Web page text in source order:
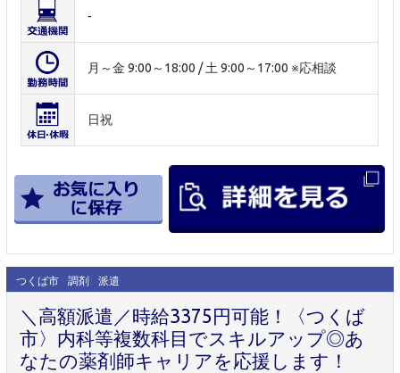
-
月～金 9:00～18:00 / 土 9:00～17:00 ※応相談
日祝
つくば市 調剤 派遣
＼高額派遣／時給3375円可能！〈つくば
市〉内科等複数科目でスキルアップ◎あ
なたの薬剤師キャリアを応援します！